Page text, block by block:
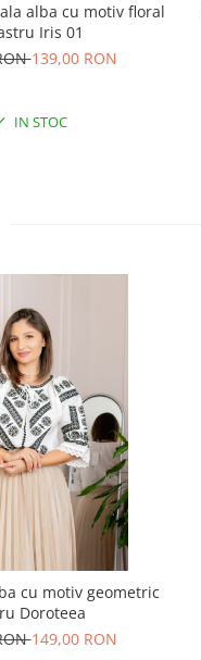
alba cu motiv floral
Iris 01
139,00 RON
IN STOC
cu motiv geometric
Doroteea
149,00 RON